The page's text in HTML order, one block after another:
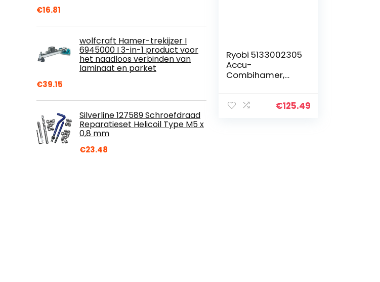
€16.81
wolfcraft Hamer-trekijzer I
6945000 I 3-in-1 product voor
het naadloos verbinden van
laminaat en parket
€39.15
Silverline 127589 Schroefdraad
Reparatieset Helicoil Type M5 x
0,8 mm
€23.48
Ryobi 5133002305
Accu-
Combihamer,
Hyper Groen€125.49